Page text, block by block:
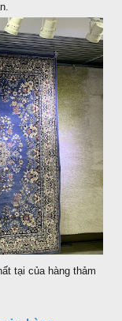
tại của hàng thảm